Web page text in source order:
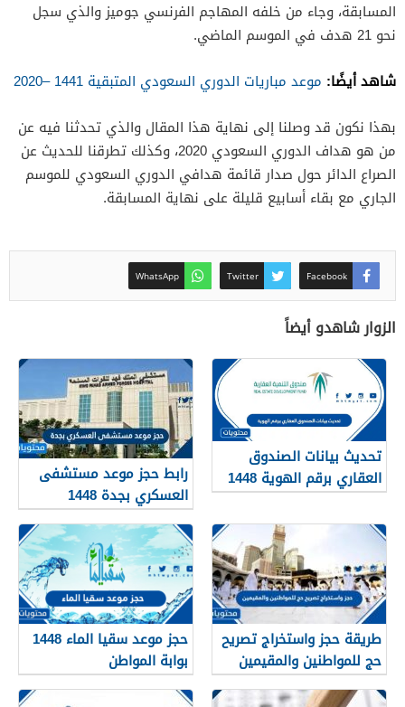
المسابقة، وجاء من خلفه المهاجم الفرنسي جوميز والذي سجل
نحو 21 هدف في الموسم الماضي.
شاهد أيضًا: موعد مباريات الدوري السعودي المتبقية 1441 –
2020
بهذا نكون قد وصلنا إلى نهاية هذا المقال والذي تحدثنا فيه عن
من هو هداف الدوري السعودي 2020، وكذلك تطرقنا للحديث عن
الصراع الدائر حول صدار قائمة هدافي الدوري السعودي للموسم
الجاري مع بقاء أسابيع قليلة على نهاية المسابقة.
Facebook
Twitter
WhatsApp
الزوار شاهدو أيضاً
تحديث بيانات الصندوق
العقاري برقم الهوية 1448
الرابط والخطوات
رابط حجز موعد مستشفى
العسكري بجدة 1448
طريقة حجز واستخراج تصريح
حج للمواطنين والمقيمين
1448
حجز موعد سقيا الماء 1448
بوابة المواطن